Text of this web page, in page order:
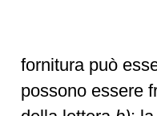
fornitura può
possono essere